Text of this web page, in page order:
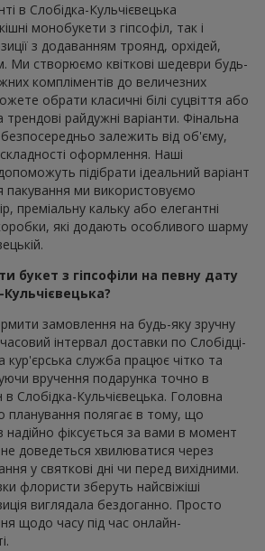
в Слобідка-Кульчієвецька
монобукети з гіпсофіл, так і
з додаванням троянд, орхідей,
Ми створюємо квіткові шедеври будь-
компліментів до величезних
обрати класичні білі суцвіття або
трендові райдужні варіанти. Фінальна
безпосередньо залежить від об'єму,
складності оформлення. Наші
підібрати ідеальний варіант
ми використовуємо
преміальну кальку або елегантні
які додають особливого шарму
букет з гіпсофіли на певну дату
замовлення на будь-яку зручну
інтервал доставки по Слобідці-
кур'єрська служба працює чітко та
вручення подарунка точно в
Слобідка-Кульчієвецька. Головна
планування полягає в тому, що
надійно фіксується за вами в момент
доведеться хвилюватися через
у святкові дні чи перед вихідними.
флористи зберуть найсвіжіші
виглядала бездоганно. Просто
щодо часу під час онлайн-